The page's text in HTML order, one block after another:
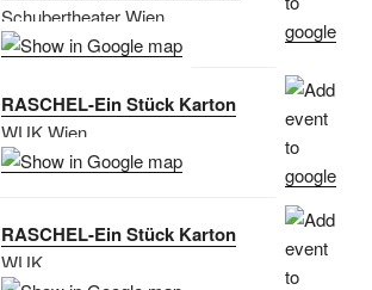
Schubertheater Wien
RASCHEL-Ein Stück Karton
WUK Wien
RASCHEL-Ein Stück Karton
WUK